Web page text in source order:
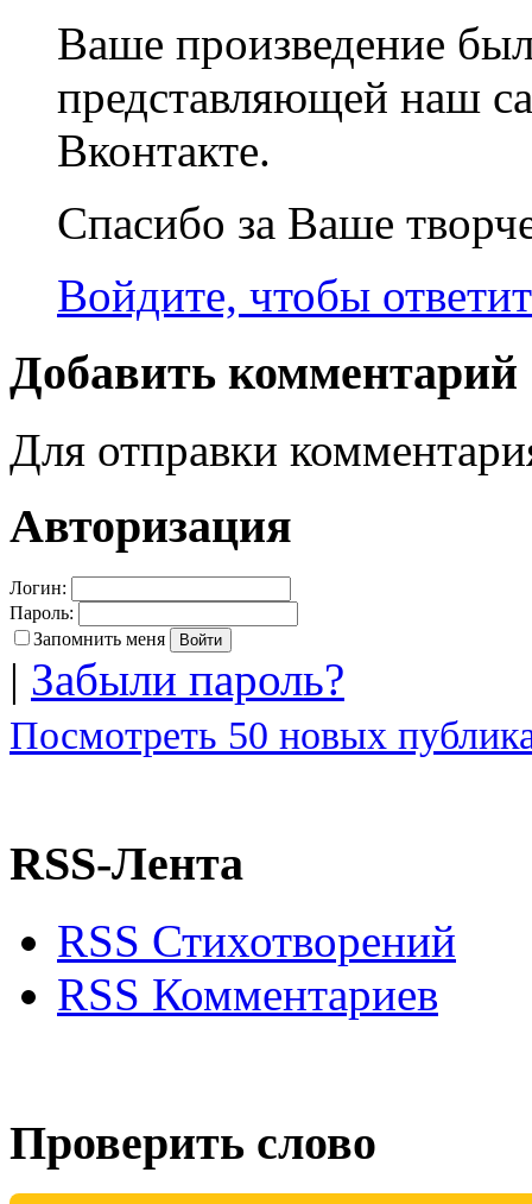
Ваше произведение
представляющей наш
Вконтакте.
Спасибо за Ваше
Войдите, чтобы
Добавить комментарий
Для отправки
Авторизация
Логин:
Пароль:
Запомнить меня
| Забыли пароль?
Посмотреть 50 новых
RSS-Лента
RSS Стихотворений
RSS Комментариев
Проверить слово